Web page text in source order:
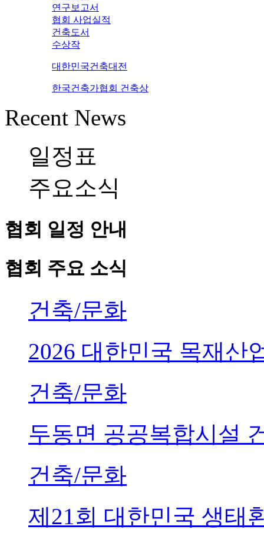
연구보고서
협회 사업실적
건축도서
수상작
대한민국건축대전
한국건축가협회 건축상
Recent News
일정표
주요소식
협회 일정 안내
협회 주요 소식
건축/문화
2026 대한민국 목재산
건축/문화
두동면 공공복합시설
건축/문화
제21회 대한민국 생태